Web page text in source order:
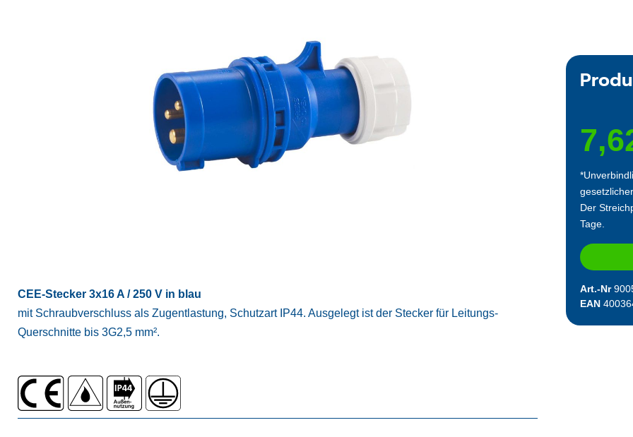
CEE-Stecker 3x16 A / 250 V in blau
mit Schraubverschluss als Zugentlastung, Schutzart IP44. Ausgelegt ist der Stecker für Leitungs-
Querschnitte bis 3G2,5 mm².
Der
Tage.
Art.-Nr
EAN